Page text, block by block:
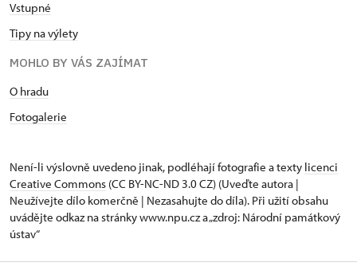
Vstupné
Tipy na výlety
MOHLO BY VÁS ZAJÍMAT
O hradu
Fotogalerie
Není-li výslovně uvedeno jinak, podléhají fotografie a texty licenci
Creative Commons (CC BY-NC-ND 3.0 CZ) (Uveďte autora |
Neužívejte dílo komerčně | Nezasahujte do díla). Při užití obsahu
uvádějte odkaz na stránky www.npu.cz a „zdroj: Národní památkový
ústav“